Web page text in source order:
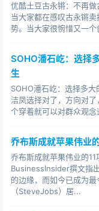
安号的第二年，由
费用猛涨。当年年
运价跌到最低点，
本，只有包玉刚却
个“门外汉”的经营
认，包玉刚的运气
后，不少人都学包
自已经营。因为，
自己用，效果则
仍不满足，他认为
就太慢了，一定要
优酷土豆古永锵：不再
当大家都在感叹古永锵
势。当大家很惋惜又一
SOHO潘石屹：选择
生
SOHO潘石屹：选择多
洁凤选择对了，方向对
个穿着就可以对群众观
乔布斯成就苹果伟业
乔布斯成就苹果伟业的
BusinessInsider撰文指
的边缘，而如今已成为
（SteveJobs）居...